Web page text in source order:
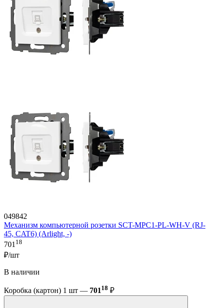
049842
Механизм компьютерной розетки SCT-MPC1-PL-WH-V (RJ-
45, CAT6) (Arlight, -)
70118
₽/шт
В наличии
Коробка (картон) 1 шт — 701 18 ₽